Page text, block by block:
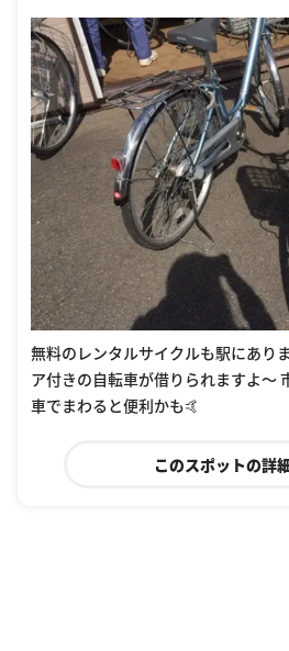
無料のレンタルサイクルも駅にあり
ア付きの自転車が借りられますよ〜
車でまわると便利かも🤙
このスポットの詳